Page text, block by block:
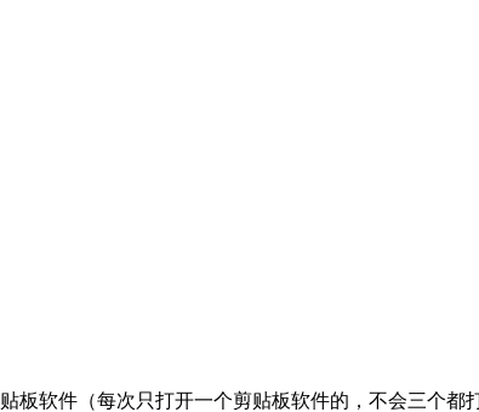
板软件（每次只打开一个剪贴板软件的，不会三个都